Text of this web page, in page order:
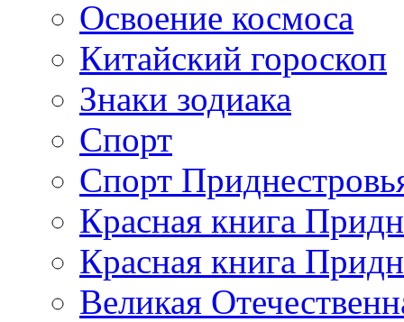
Освоение космоса
Китайский гороскоп
Знаки зодиака
Спорт
Спорт
Красная книга
Красная книга
Великая